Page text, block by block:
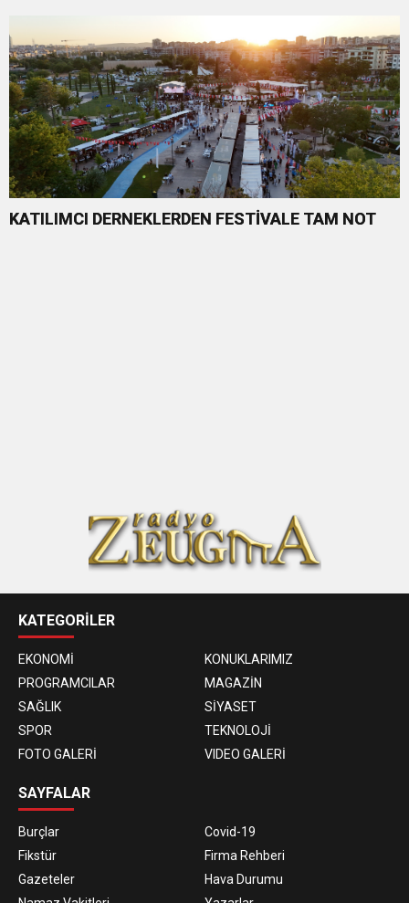
KATILIMCI DERNEKLERDEN FESTİVALE TAM NOT
KATEGORİLER
EKONOMİ
KONUKLARIMIZ
PROGRAMCILAR
MAGAZİN
SAĞLIK
SİYASET
SPOR
TEKNOLOJİ
FOTO GALERİ
VIDEO GALERİ
SAYFALAR
Burçlar
Covid-19
Fikstür
Firma Rehberi
Gazeteler
Hava Durumu